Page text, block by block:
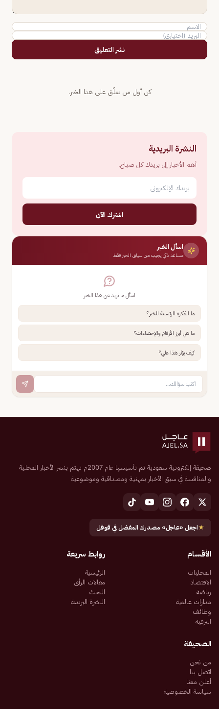
نشر التعليق
كن أول من يعلّق على هذا الخبر.
النشرة البريدية
أهم الأخبار إلى بريدك كل صباح.
اشترك الآن
اسأل الخبر
مساعد ذكي يجيب من سياق الخبر فقط
اسأل ما تريد عن هذا الخبر
ما الفكرة الرئيسية للخبر؟
ما هي أبرز الأرقام والإحصاءات؟
كيف يؤثر هذا علي؟
صحيفة إلكترونية سعودية تم تأسيسها عام 2007م تهتم بنشر الأخبار المحلية
والمنافسة في سبق الأخبار بمهنية ومصداقية وموضوعية
★اجعل «عاجل» مصدرك المفضل في قوقل
الأقسام
المحليات
الاقتصاد
رياضة
مدارات عالمية
وظائف
الترفيه
روابط سريعة
الرئيسية
مقالات الرأي
البحث
النشرة البريدية
الصحيفة
من نحن
اتصل بنا
أعلن معنا
سياسة الخصوصية